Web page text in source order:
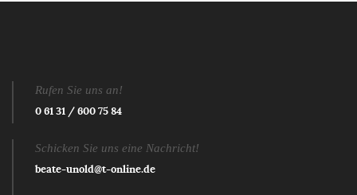
Rufen Sie uns an!
0 61 31 / 600 75 84
Schicken Sie uns eine Nachricht!
beate-unold@t-online.de